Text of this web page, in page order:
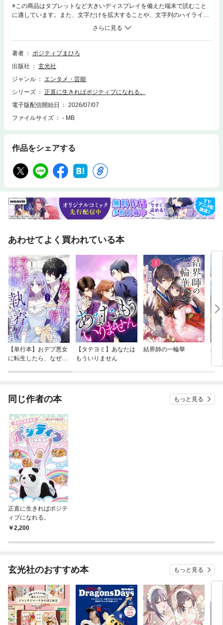
※この商品はタブレットなど大きいディスプレイを備えた端末で読むこと
に適しています。また、文字だけを拡大することや、文字列のハイライ
ト、検索、辞書の参照、引用などの機能が使用できません。ポジティブま
ひろの「ネガティブな人生にさよならする方法」多幸感あふれる掛け声
「やったー٩(๑&gt;▽&lt;๑)۶」でおなじみ、元芸人で現在はライバー&amp;
インフルエンサーとして活躍中のポジティブまひろによる、初の書き下ろ
終止符を打ち、“超ポジティブ思考”を手に入れたキッカケ、経緯(いきさつ)
を赤裸々に語るとともに、日常の中で遭遇する様々な出来事に対して、そ
えします。この本を手にした多くの人が、ポジティブになれますように！
著者
ポジティブまひろ
出版社
玄光社
ジャンル
エンタメ・芸能
シリーズ
正直に生きればポジティブになれる。
電子版配信開始日
2026/07/07
ファイルサイズ
- MB
作品をシェアする
あわせてよく買われている本
【単行本】おデブ悪女
に転生したら、なぜか
【タテヨミ】あなたは
もういりません
結界師の一輪華
バ
今
同じ作者の本 もっと見る
正直に生きればポジテ
ィブになれる。
2,200
玄光社のおすすめ本 もっと見る